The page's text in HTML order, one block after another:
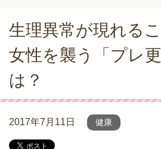
生理異常が現れる
女性を襲う「プレ
は？
2017年7月11日 健康